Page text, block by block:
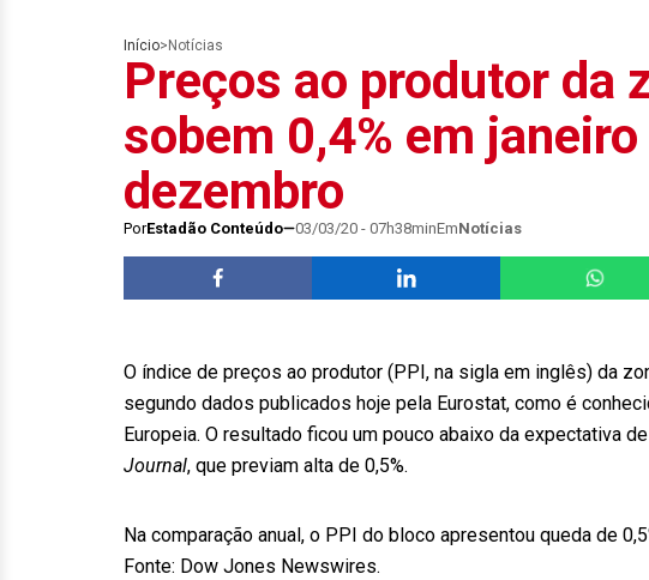
Início> Notícias
Preços ao produtor da
sobem 0,4% em
dezembro
PorEstadão Conteúdo 03/03/20 - 07h38minEmNotícias
O índice de preços ao produtor (PPI, na sigla em inglês) da
segundo dados publicados hoje pela Eurostat, como é
Europeia. O resultado ficou um pouco abaixo da expectativa
Journal, que previam alta de 0,5%.
Na comparação anual, o PPI do bloco apresentou queda de
Fonte: Dow Jones Newswires.